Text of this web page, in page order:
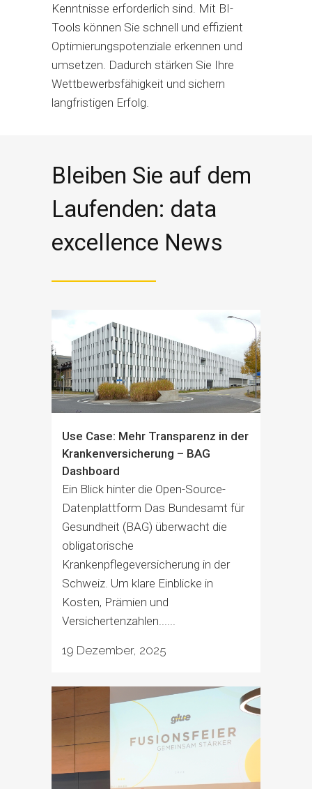
Kenntnisse erforderlich sind. Mit BI-
Tools können Sie schnell und effizient
Optimierungspotenziale erkennen und
umsetzen. Dadurch stärken Sie Ihre
Wettbewerbsfähigkeit und sichern
langfristigen Erfolg.
Bleiben Sie auf dem
Laufenden: data
excellence News
Use Case: Mehr Transparenz in der
Krankenversicherung – BAG
Dashboard
Ein Blick hinter die Open-Source-
Datenplattform Das Bundesamt für
Gesundheit (BAG) überwacht die
obligatorische
Krankenpflegeversicherung in der
Schweiz. Um klare Einblicke in
Kosten, Prämien und
Versichertenzahlen......
19 Dezember, 2025